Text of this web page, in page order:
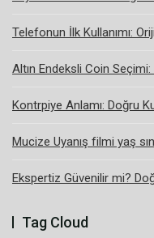
Telefonun İlk Kullanımı:
Altın Endeksli Coin
Kontrpiye Anlamı: Doğru
Mucize Uyanış filmi yaş
Ekspertiz Güvenilir mi?
Tag Cloud